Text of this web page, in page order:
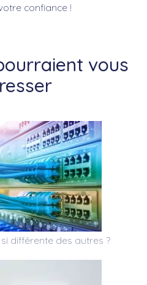
confiance !
vous
différente des autres ?